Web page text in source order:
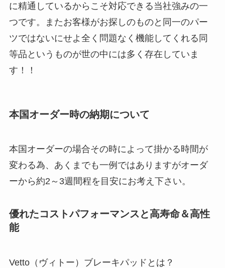
に精通しているからこそ対応できる当社強みの一
つです。またお客様がお探しのものと同一のパー
ツではないにせよ全く問題なく機能してくれる同
等品というものが世の中には多く存在していま
す！！
本国オーダー時の納期について
本国オーダーの場合その時によって掛かる時間が
変わる為、あくまでも一例ではありますがオーダ
ーから約2～3週間程を目安にお考え下さい。
優れたコストパフォーマンスと高寿命＆高性
能
Vetto（ヴィトー）ブレーキパッドとは？